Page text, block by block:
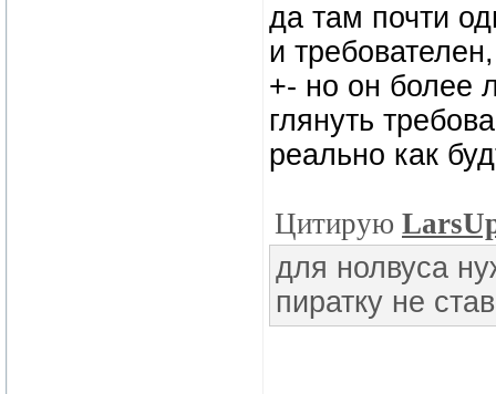
да там почти
и
+- но он более
глянуть
реально как
Цитирую
для нолвуса
пиратку не